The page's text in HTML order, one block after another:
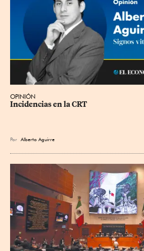
OPINIÓN
Incidencias en la CRT
Por Alberto Aguirre